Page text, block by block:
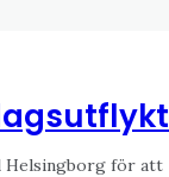
Helsingborg för att